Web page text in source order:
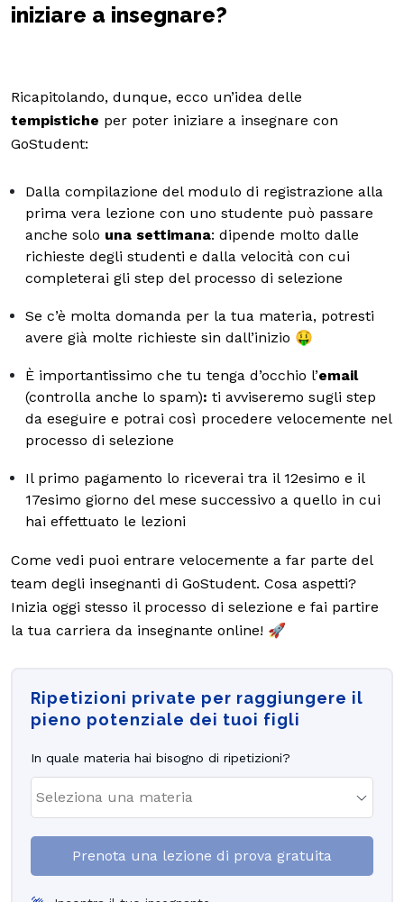
iniziare a insegnare?
Ricapitolando, dunque, ecco un’idea delle
tempistiche per poter iniziare a insegnare con
GoStudent:
Dalla compilazione del modulo di registrazione alla
prima vera lezione con uno studente può passare
anche solo una settimana: dipende molto dalle
richieste degli studenti e dalla velocità con cui
completerai gli step del processo di selezione
Se c’è molta domanda per la tua materia, potresti
avere già molte richieste sin dall’inizio 🤑
È importantissimo che tu tenga d’occhio l’email
(controlla anche lo spam): ti avviseremo sugli step
da eseguire e potrai così procedere velocemente nel
processo di selezione
Il primo pagamento lo riceverai tra il 12esimo e il
17esimo giorno del mese successivo a quello in cui
hai effettuato le lezioni
Come vedi puoi entrare velocemente a far parte del
team degli insegnanti di GoStudent. Cosa aspetti?
Inizia oggi stesso il processo di selezione e fai partire
la tua carriera da insegnante online! 🚀
Ripetizioni private per raggiungere il
pieno potenziale dei tuoi figli
In quale materia hai bisogno di ripetizioni?
Prenota una lezione di prova gratuita